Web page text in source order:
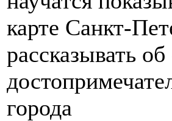
карте Санкт-
рассказывать
города